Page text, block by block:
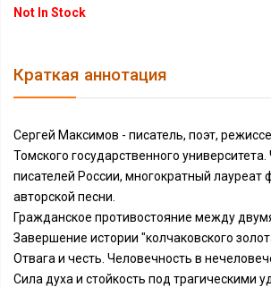
Not In Stock
Краткая аннотация
Сергей Максимов - писатель, поэт,
Томского государственного
писателей России, многократный лауреат
авторской песни.
Гражданское противостояние между
Завершение истории "колчаковского
Отвага и честь. Человечность в
Сила духа и стойкость под трагическими